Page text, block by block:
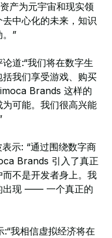
产为元宇宙和现实领
中心化的未来，知识
”
道:“我们将在数字生
我们享受游戏、购买
Brands 这样的
可能。我们很高兴能
示: “通过围绕数字商
Brands 引入了真正
不是开发者身上。我
出现 —— 一个真正的
我相信虚拟经济将在